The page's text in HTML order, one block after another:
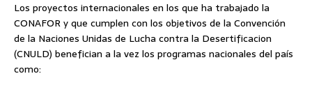
Los proyectos internacionales en los que ha trabajado la
CONAFOR y que cumplen con los objetivos de la Convención
de la Naciones Unidas de Lucha contra la Desertificacion
(CNULD) benefician a la vez los programas nacionales del país
como: